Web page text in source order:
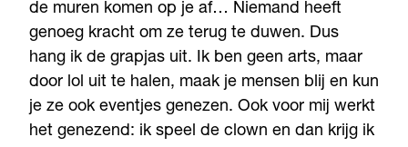
de muren komen op je af… Niemand heeft
genoeg kracht om ze terug te duwen. Dus
hang ik de grapjas uit. Ik ben geen arts, maar
door lol uit te halen, maak je mensen blij en kun
je ze ook eventjes genezen. Ook voor mij werkt
het genezend: ik speel de clown en dan krijg ik